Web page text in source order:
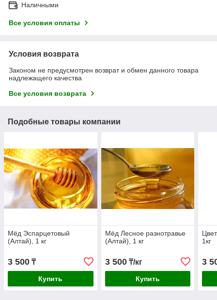
Наличными
Все условия оплаты
Условия возврата
Законом не предусмотрен возврат и обмен данного товара
надлежащего качества
Все условия возврата
Подобные товары компании
Мёд Эспарцетовый
(Алтай), 1 кг
3 500 ₸
Купить
Мёд Лесное разнотравье
(Алтай), 1 кг
3 500₸/кг
Купить
1кг
3